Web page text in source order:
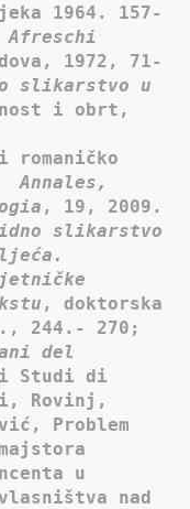
1964. 157-
Afreschi
1972, 71-
slikarstvo u
i obrt,
romaničko
Annales,
, 19, 2009.
slikarstvo
, doktorska
244.- 270;
del
Studi di
Rovinj,
Problem
u
nad